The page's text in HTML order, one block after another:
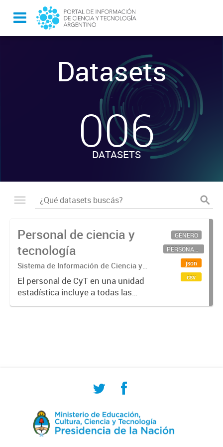
Datasets
-
006
DATASETS
Personal de ciencia y
tecnología
Sistema de Información de Ciencia y
Tecnología Argentino (SICYTAR)
El personal de CyT en una unidad
estadística incluye a todas las
personas involucradas
GÉNERO
PERSONAL CIENTÍFICO-TECNOLÓGICO
json
csv